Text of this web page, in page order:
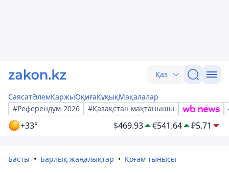
Қаз
СаясатӘлемҚаржыОқиғаҚұқықМақалалар
#Референдум-2026
#Қазақстан мақтанышы
+33° $469.93 €541.64 ₽5.71
Басты Барлық жаңалықтар Қоғам тынысы